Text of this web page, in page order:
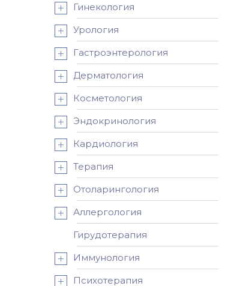
Гинекология
Урология
Гастроэнтерология
Дерматология
Косметология
Эндокринология
Кардиология
Терапия
Отоларингология
Аллергология
Гирудотерапия
Иммунология
Психотерапия